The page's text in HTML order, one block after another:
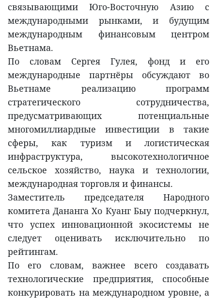
связывающими Юго-Восточную Азию с
международными рынками, и будущим
международным финансовым центром
Вьетнама.
По словам Сергея Гулея, фонд и его
международные партнёры обсуждают во
Вьетнаме реализацию программ
стратегического сотрудничества,
предусматривающих потенциальные
многомиллиардные инвестиции в такие
сферы, как туризм и логистическая
инфраструктура, высокотехнологичное
сельское хозяйство, наука и технологии,
международная торговля и финансы.
Заместитель председателя Народного
комитета Дананга Хо Куанг Быу подчеркнул,
что успех инновационной экосистемы не
следует оценивать исключительно по
рейтингам.
По его словам, важнее всего создавать
технологические предприятия, способные
конкурировать на международном уровне, а